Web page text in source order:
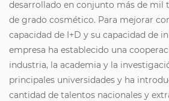
desarrollado en conjunto más de mil
de grado cosmético. Para mejorar
capacidad de I+D y su capacidad de
empresa ha establecido una
industria, la academia y la
principales universidades y ha
cantidad de talentos nacionales y